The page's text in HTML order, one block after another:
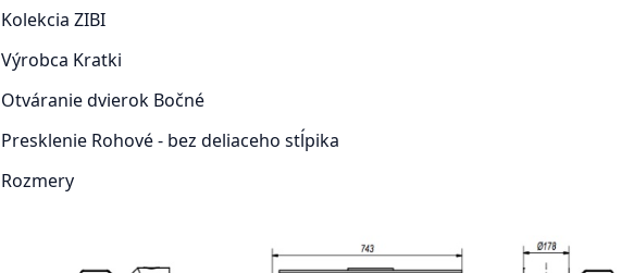
Kolekcia ZIBI
Výrobca Kratki
Otváranie dvierok Bočné
Presklenie Rohové - bez deliaceho stĺpika
Rozmery